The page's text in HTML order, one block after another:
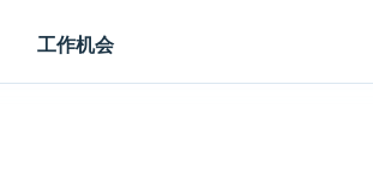
工作机会